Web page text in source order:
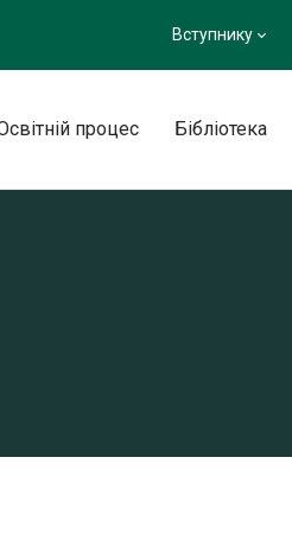
Вступнику
процес Бібліотека